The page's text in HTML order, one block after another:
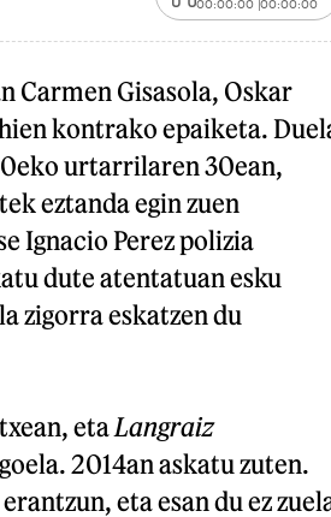
00:00:00 00:00:00
Carmen Gisasola, Oskar
kontrako epaiketa.
urtarrilaren 30ean,
eztanda egin zuen
Ignacio Perez polizia
dute atentatuan esku
zigorra eskatzen du
eta Langraiz
2014an askatu zuten.
eta esan du ez